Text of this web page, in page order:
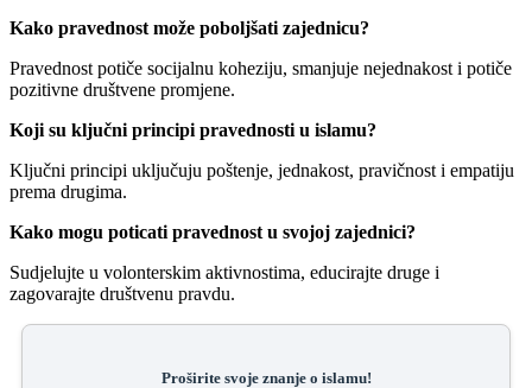
Kako pravednost može poboljšati zajednicu?
Pravednost potiče socijalnu koheziju, smanjuje nejednakost i potiče
pozitivne društvene promjene.
Koji su ključni principi pravednosti u islamu?
Ključni principi uključuju poštenje, jednakost, pravičnost i empatiju
prema drugima.
Kako mogu poticati pravednost u svojoj zajednici?
Sudjelujte u volonterskim aktivnostima, educirajte druge i
zagovarajte društvenu pravdu.
Proširite svoje znanje o islamu!